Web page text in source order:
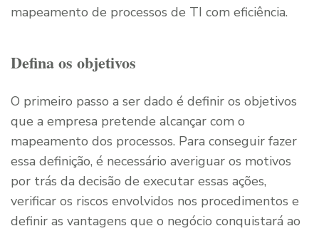
mapeamento de processos de TI com eficiência.
Defina os objetivos
O primeiro passo a ser dado é definir os objetivos
que a empresa pretende alcançar com o
mapeamento dos processos. Para conseguir fazer
essa definição, é necessário averiguar os motivos
por trás da decisão de executar essas ações,
verificar os riscos envolvidos nos procedimentos e
definir as vantagens que o negócio conquistará ao